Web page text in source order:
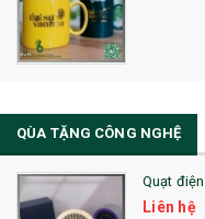
32. TÚI VẢI BỐ
33. MŨ LƯỠI TRAI
36. QUẠT NHỰA QUẢNG
QUÀ TẶNG KHUYẾN MẠI
QÙA TẶNG CÔNG NGHỆ
Quạt
Liên hệ